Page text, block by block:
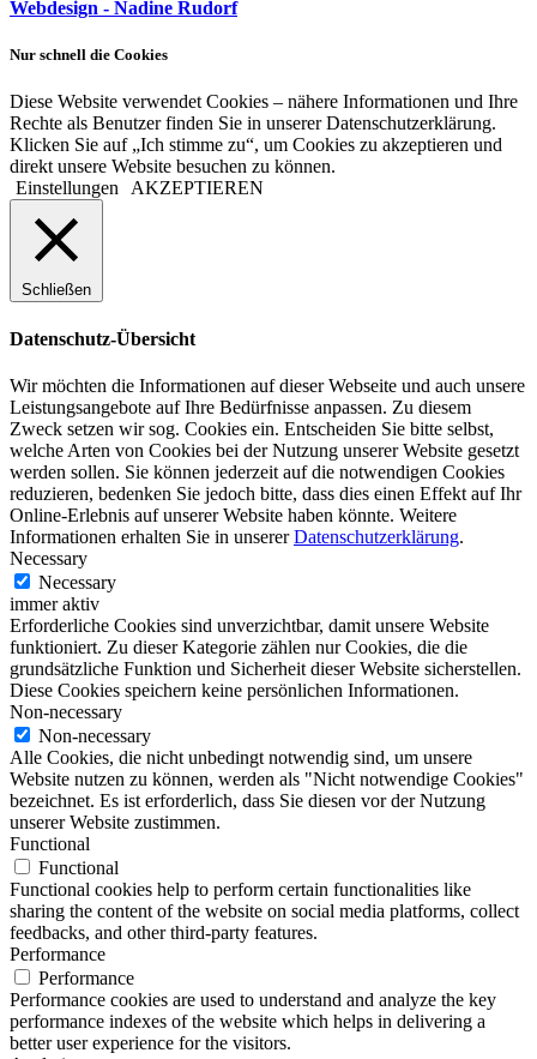
Webdesign - Nadine Rudorf
Nur schnell die Cookies
Diese Website verwendet Cookies – nähere Informationen und Ihre
Rechte als Benutzer finden Sie in unserer Datenschutzerklärung.
Klicken Sie auf „Ich stimme zu“, um Cookies zu akzeptieren und
direkt unsere Website besuchen zu können.
Einstellungen AKZEPTIEREN
Schließen
Datenschutz-Übersicht
Wir möchten die Informationen auf dieser Webseite und auch unsere
Leistungsangebote auf Ihre Bedürfnisse anpassen. Zu diesem
Zweck setzen wir sog. Cookies ein. Entscheiden Sie bitte selbst,
welche Arten von Cookies bei der Nutzung unserer Website gesetzt
werden sollen. Sie können jederzeit auf die notwendigen Cookies
reduzieren, bedenken Sie jedoch bitte, dass dies einen Effekt auf Ihr
Online-Erlebnis auf unserer Website haben könnte. Weitere
Informationen erhalten Sie in unsererDatenschutzerklärung.
Necessary
Necessary
immer aktiv
Erforderliche Cookies sind unverzichtbar, damit unsere Website
funktioniert. Zu dieser Kategorie zählen nur Cookies, die die
grundsätzliche Funktion und Sicherheit dieser Website sicherstellen.
Diese Cookies speichern keine persönlichen Informationen.
Non-necessary
Non-necessary
Alle Cookies, die nicht unbedingt notwendig sind, um unsere
Website nutzen zu können, werden als "Nicht notwendige Cookies"
bezeichnet. Es ist erforderlich, dass Sie diesen vor der Nutzung
unserer Website zustimmen.
Functional
Functional
Functional cookies help to perform certain functionalities like
sharing the content of the website on social media platforms, collect
feedbacks, and other third-party features.
Performance
Performance
Performance cookies are used to understand and analyze the key
performance indexes of the website which helps in delivering a
better user experience for the visitors.